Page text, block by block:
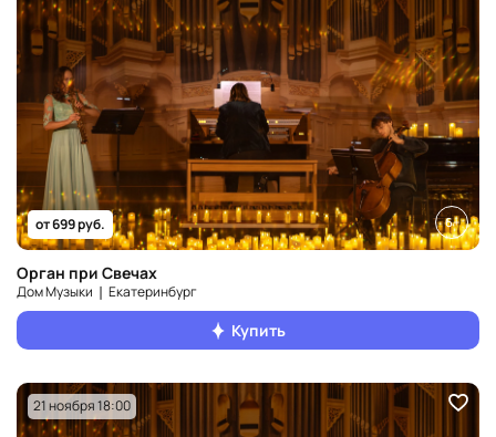
от 699 руб. 6+
Орган при Свечах
Дом Музыки ❘ Екатеринбург
Купить
21 ноября 18:00